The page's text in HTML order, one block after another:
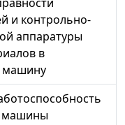
и контрольно-
аппаратуры
в
машину
машины